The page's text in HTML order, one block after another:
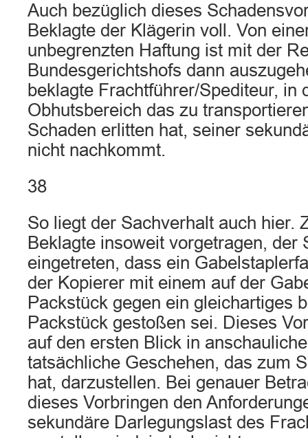
Auch bezüglich dieses
Beklagte der Klägerin voll. Von
unbegrenzten Haftung ist mit der
Bundesgerichtshofs dann
beklagte Frachtführer/Spediteur, in
Obhutsbereich das zu
Schaden erlitten hat, seiner
nicht nachkommt.
38
So liegt der Sachverhalt auch hier.
Beklagte insoweit vorgetragen, der
eingetreten, dass ein
der Kopierer mit einem auf der
Packstück gegen ein gleichartiges
Packstück gestoßen sei. Dieses
auf den ersten Blick in
tatsächliche Geschehen, das zum
hat, darzustellen. Bei genauer
dieses Vorbringen den
sekundäre Darlegungslast des